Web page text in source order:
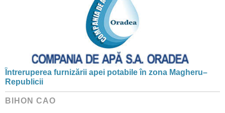
Întreruperea furnizării apei potabile în zona Magheru–
Republicii
BIHON CAO